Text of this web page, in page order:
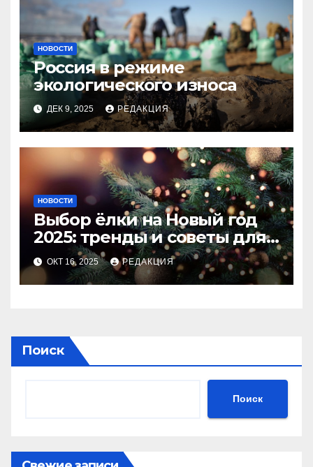
НОВОСТИ
Россия в режиме
экологического износа
ДЕК 9, 2025 РЕДАКЦИЯ
НОВОСТИ
Выбор ёлки на Новый год
2025: тренды и советы для
идеального праздника
ОКТ 16, 2025 РЕДАКЦИЯ
Поиск
Поиск